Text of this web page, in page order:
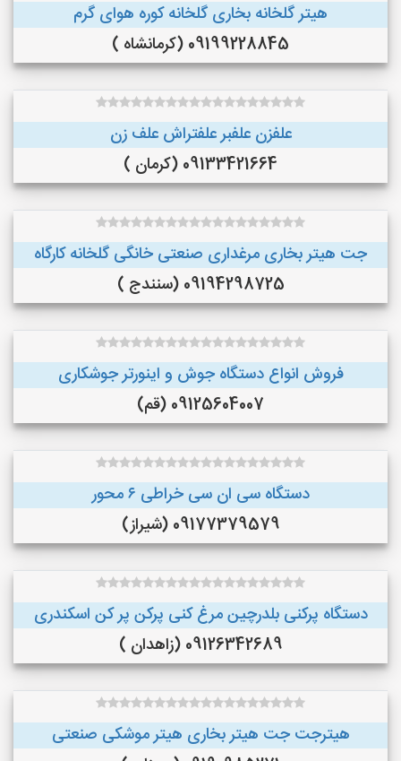
هیتر گلخانه بخاری گلخانه کوره هوای گرم
09199228845 (کرمانشاه )
علفزن علفبر علفتراش علف زن
09133421664 (کرمان )
جت هیتر بخاری مرغداری صنعتی خانگی گلخانه کارگاه
09194298725 (سنندج )
فروش انواع دستگاه جوش و اینورتر جوشکاری
09125604007 (قم)
دستگاه سی ان سی خراطی ۶ محور
09177379579 (شیراز)
دستگاه پرکنی بلدرچین مرغ کنی پرکن پر کن اسکندری
09126342689 (زاهدان )
هیترجت جت هیتر بخاری هیتر موشکی صنعتی